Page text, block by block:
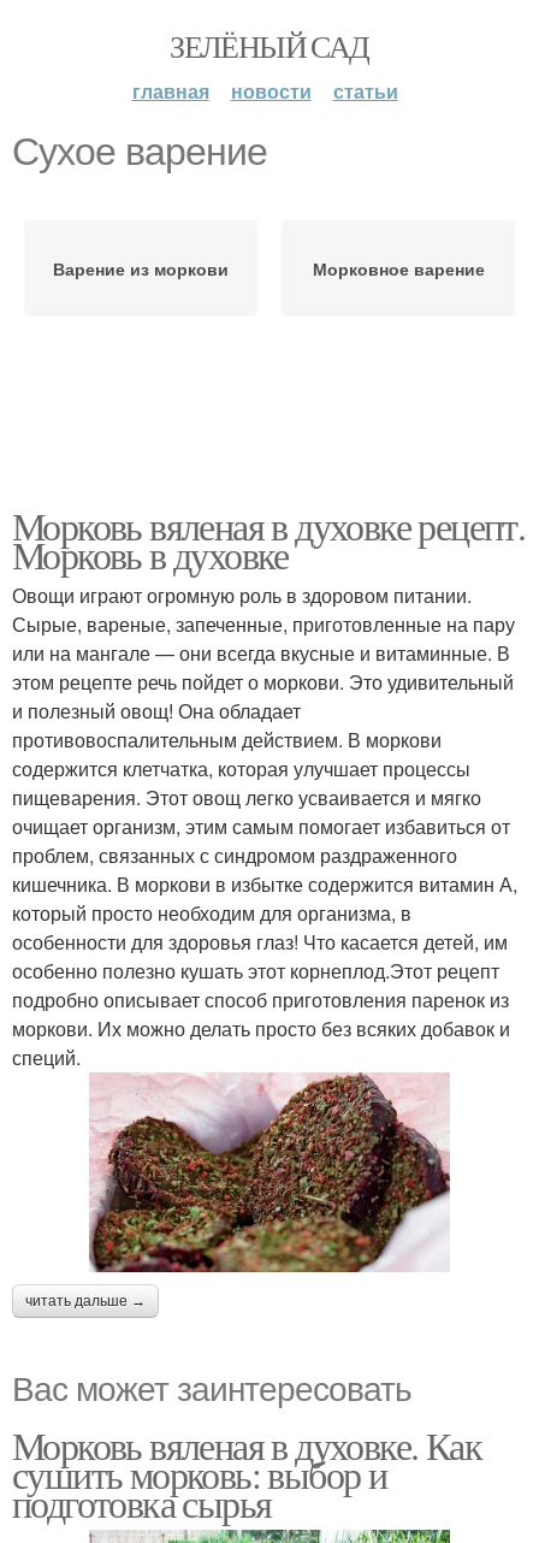
ЗЕЛЁНЫЙ САД
главная новости статьи
Сухое варение
Варение из моркови Морковное варение
Морковь вяленая в духовке рецепт.
Морковь в духовке
Овощи играют огромную роль в здоровом питании.
Сырые, вареные, запеченные, приготовленные на пару
или на мангале — они всегда вкусные и витаминные. В
этом рецепте речь пойдет о моркови. Это удивительный
и полезный овощ! Она обладает
противовоспалительным действием. В моркови
содержится клетчатка, которая улучшает процессы
пищеварения. Этот овощ легко усваивается и мягко
очищает организм, этим самым помогает избавиться от
проблем, связанных с синдромом раздраженного
кишечника. В моркови в избытке содержится витамин А,
который просто необходим для организма, в
особенности для здоровья глаз! Что касается детей, им
особенно полезно кушать этот корнеплод.Этот рецепт
подробно описывает способ приготовления паренок из
моркови. Их можно делать просто без всяких добавок и
специй.
читать дальше →
Вас может заинтересовать
Морковь вяленая в духовке. Как
сушить морковь: выбор и
подготовка сырья